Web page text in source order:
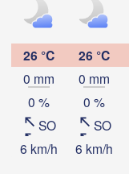
26 °C
0 mm
0 %
SO
6 km/h
26 °C
0 mm
0 %
SO
6 km/h